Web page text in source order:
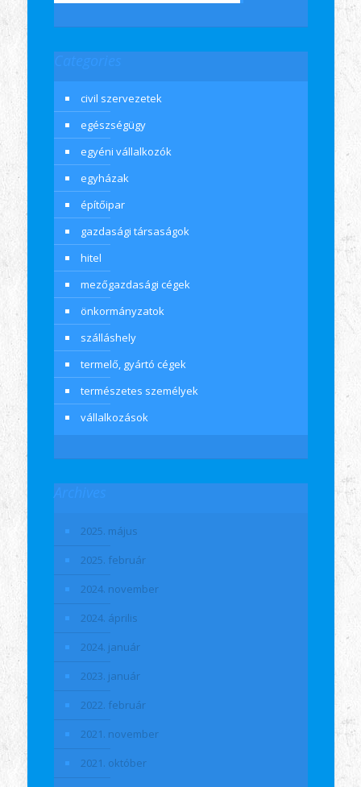
civil szervezetek
egészségügy
egyéni vállalkozók
egyházak
építőipar
gazdasági társaságok
hitel
mezőgazdasági cégek
önkormányzatok
szálláshely
termelő, gyártó cégek
természetes személyek
vállalkozások
Archives
2025. május
2025. február
2024. november
2024. április
2024. január
2023. január
2022. február
2021. november
2021. október